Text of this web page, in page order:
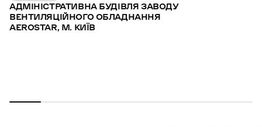
АДМІНІСТРАТИВНА БУДІВЛЯ ЗАВОДУ
ВЕНТИЛЯЦІЙНОГО ОБЛАДНАННЯ
AEROSTAR, М. КИЇВ